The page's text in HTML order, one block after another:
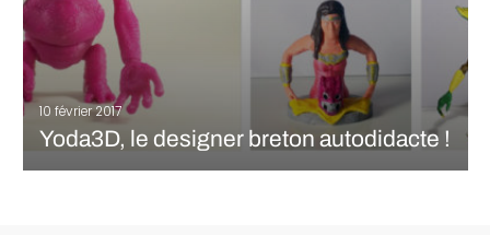
10 février 2017
Yoda3D, le designer breton autodidacte !